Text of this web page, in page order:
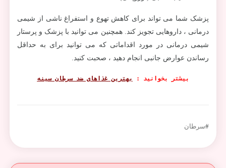
پزشک شما می تواند برای کاهش تهوع و استفراغ ناشی از شیمی
درمانی ، داروهایی تجویز کند. همچنین می توانید با پزشک و پرستار
شیمی درمانی در مورد اقداماتی که می توانید برای به حداقل
رساندن عوارض جانبی انجام دهید ، صحبت کنید.
بیشتر بخوانید : بهترین غذاهای ضد سرطان سینه
#سرطان